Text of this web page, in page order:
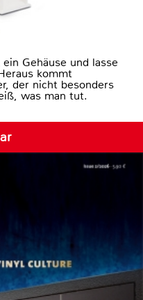
Gehäuse und lasse
kommt
der nicht besonders
was man tut.